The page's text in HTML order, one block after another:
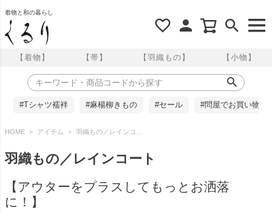
着物と和の暮らし
【着物】 【帯】 【羽織もの】 【小物】
#Tシャツ襦袢 #麻楊柳きもの #セール #問屋でお買い物
HOME アイテム 羽織もの／レインコート
羽織もの／レインコート
【アウターをプラスしてもっとお洒落
に！】